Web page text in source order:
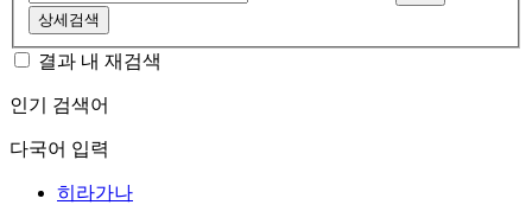
상세검색
결과 내 재검색
인기 검색어
다국어 입력
히라가나